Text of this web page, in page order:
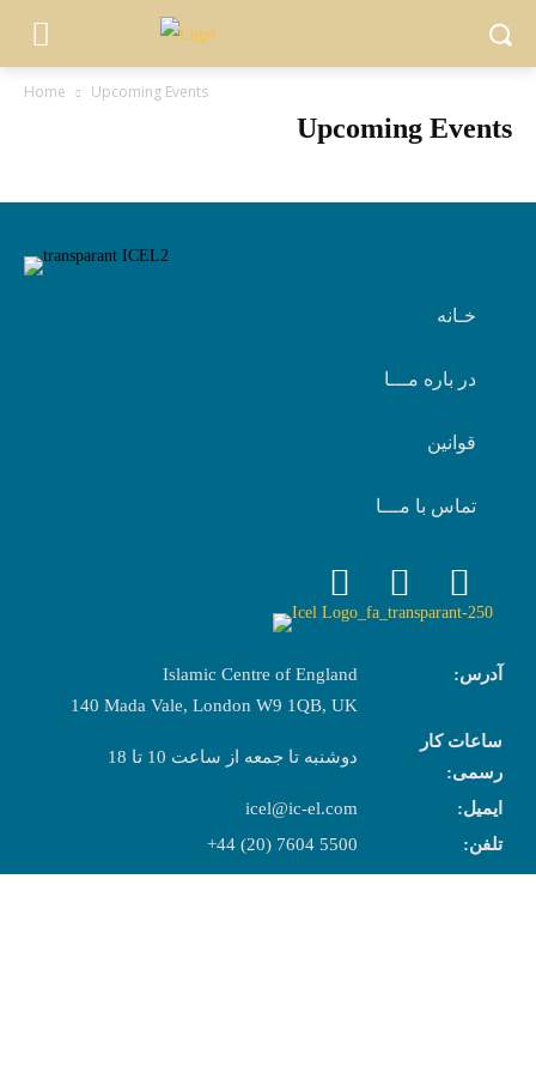
Home Upcoming Events
Upcoming Events
خـانه
در باره مـــا
قوانین
تماس با مـــا
Islamic Centre of England
140 Mada Vale, London W9 1QB, UK
آدرس:
دوشنبه تا جمعه از ساعت 10 تا 18
ساعات کار
رسمی:
icel@ic-el.com
ایمیل:
+44 (20) 7604 5500
تلفن: